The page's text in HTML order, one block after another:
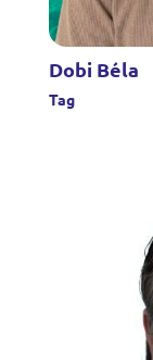
Dobi Béla
Tag